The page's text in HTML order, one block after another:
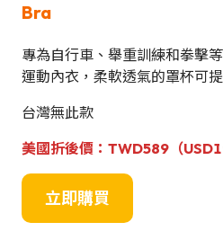
Bra
專為自行車、舉重訓練和拳擊
運動內衣，柔軟透氣的罩杯可
台灣無此款
美國 折後價 ：TWD589（
立即購買